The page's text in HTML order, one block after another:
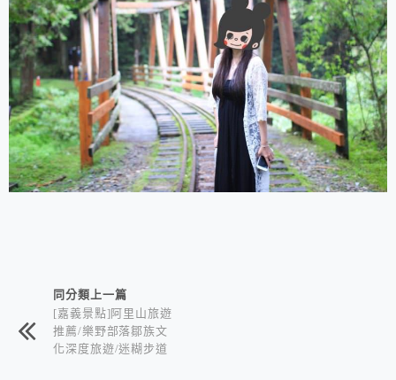
相連文章同分類上一篇
[嘉義景點]阿里山旅遊
推薦/樂野部落鄒族文
化深度旅遊/迷糊步道